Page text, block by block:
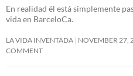
En realidad él está simplemente
vida en BarceloCa.
LA VIDA INVENTADA NOVEMBER 27,
COMMENT